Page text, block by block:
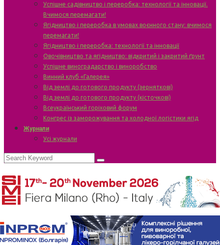
Успішне садівництво і переробка: технології та інновації.
Вчимося перемагати!
Ягідництво і переробка в умовах воєнного стану: вчимося
перемагати!
Ягідництво і переробка: технології та інновації
Овочівництво та ягідництво: відкритий і закритий ґрунт
Успішне виноградарство і виноробство
Винний клуб «Галерея»
Від землі до готового продукту (зерняткові)
Від землі до готового продукту (кісточкові)
Всеукраїнський горіховий форум
Конгрес із заморожування та холодної логістики ягід
Журнали
Усі журнали